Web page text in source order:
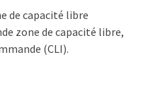
de capacité libre
zone de capacité libre,
(CLI).